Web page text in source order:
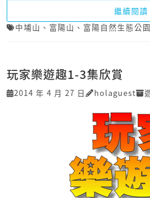
繼續閱讀
中埔山 、 富陽山 、 富陽自然生態公園
玩家樂遊趣1-3集欣賞
2014 年 4 月 27 日 holaguest